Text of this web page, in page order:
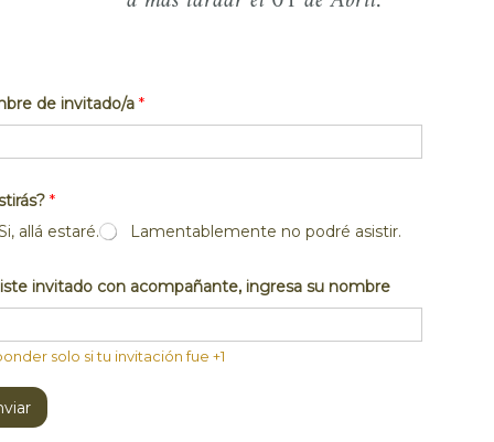
de invitado/a *
*
allá estaré.
Lamentablemente no podré asistir.
invitado con acompañante, ingresa su nombre
solo si tu invitación fue +1